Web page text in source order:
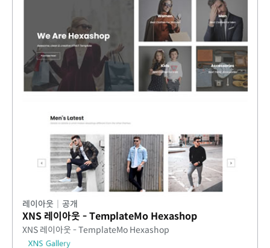
레이아웃 공개
XNS 레이아웃 - TemplateMo Hexashop
XNS 레이아웃 - TemplateMo Hexashop